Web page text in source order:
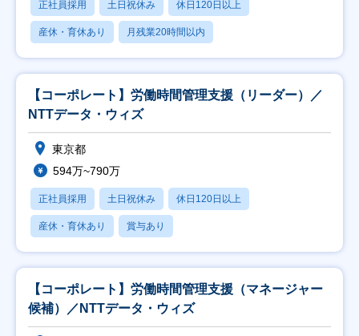
正社員採用 土日祝休み 休日120日以上
産休・育休あり 月残業20時間以内
【コーポレート】労働時間管理支援（リーダー）／
NTTデータ・ウィズ
東京都
594万~790万
正社員採用 土日祝休み 休日120日以上
産休・育休あり 賞与あり
【コーポレート】労働時間管理支援（マネージャー
候補）／NTTデータ・ウィズ